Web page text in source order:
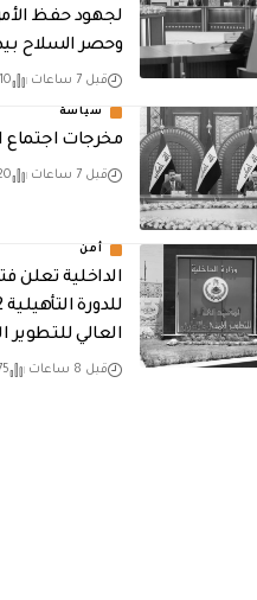
لجهود حفظ
وحصر السلاح
قبل 7 ساعات 10 مشاهدات
سياسة
مخرجات اجتماع
قبل 7 ساعات 20
أمن
الداخلية تعلن
العالي للتطوير
قبل 8 ساعات 675